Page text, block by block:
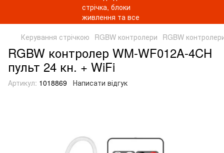
Керування стрічкою RGBW контролери RGBW
RGBW контролер WM-WF012A-4CH
пульт 24 кн. + WiFi
Артикул: 1018869 Написати відгук